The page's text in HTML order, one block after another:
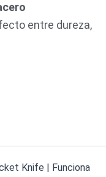
entre dureza,
Knife | Funciona